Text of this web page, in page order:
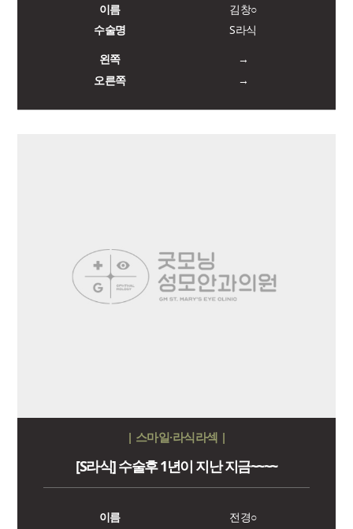
이름
김창○
수술명
S라식
왼쪽
→
오른쪽
→
| 스마일·라식라섹 |
[S라식] 수술후 1년이 지난 지금~~~~
이름
전경○